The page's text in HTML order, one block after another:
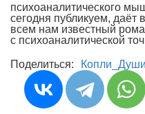
психоаналитического
сегодня публикуем, даёт
всем нам известный
с психоаналитической
Поделиться: